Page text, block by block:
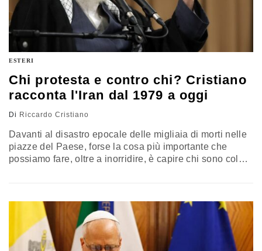
ESTERI
Chi protesta e contro chi? Cristiano
racconta l'Iran dal 1979 a oggi
Di Riccardo Cristiano
Davanti al disastro epocale delle migliaia di morti nelle
piazze del Paese, forse la cosa più importante che
possiamo fare, oltre a inorridire, è capire chi sono coloro